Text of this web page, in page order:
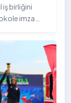
iş birliğini
imza